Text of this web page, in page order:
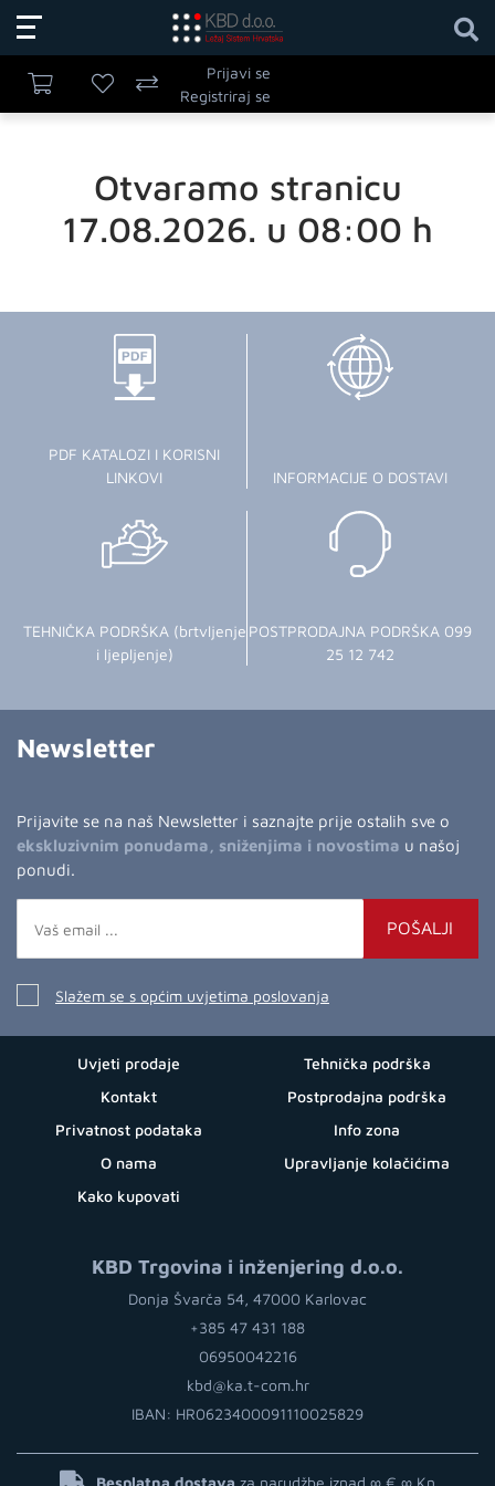
Prijavi se
Registriraj se
Otvaramo stranicu
17.08.2026. u 08:00 h
PDF KATALOZI I KORISNI
LINKOVI
INFORMACIJE O DOSTAVI
TEHNIČKA PODRŠKA (brtvljenje
i ljepljenje)
POSTPRODAJNA PODRŠKA 099
25 12 742
Newsletter
Prijavite se na naš Newsletter i saznajte prije ostalih sve o
ekskluzivnim ponudama, sniženjima i novostima u našoj
ponudi.
POŠALJI
Slažem se s općim uvjetima poslovanja
Uvjeti prodaje
Kontakt
Privatnost podataka
O nama
Kako kupovati
Tehnička podrška
Postprodajna podrška
Info zona
Upravljanje kolačićima
KBD Trgovina i inženjering d.o.o.
Donja Švarča 54, 47000 Karlovac
+385 47 431 188
06950042216
kbd@ka.t-com.hr
IBAN: HR0623400091110025829
Besplatna dostava za narudžbe iznad ∞ € ∞ Kn